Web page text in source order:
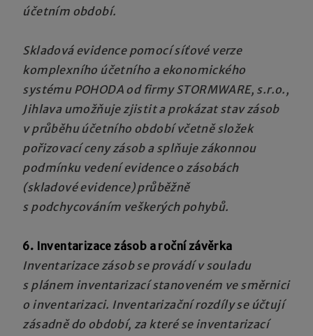
účetním období.
Skladová evidence pomocísíťové verze
komplexního účetního a ekonomického
systému POHODA od firmy STORMWARE, s.r.o.,
Jihlava umožňujezjistit a prokázat stav zásob
v průběhu účetního období včetně složek
pořizovací ceny zásob a splňuje zákonnou
podmínku vedení evidence o zásobách
(skladové evidence) průběžně
s podchycováním veškerých pohybů.
6. Inventarizace zásob a roční závěrka
Inventarizace zásob se provádí v souladu
s plánem inventarizací stanoveném ve směrnici
o inventarizaci. Inventarizační rozdíly se účtují
zásadně do období, za které se inventarizací